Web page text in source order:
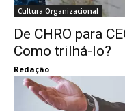
Cultura Organizacional
De CHRO para
Como trilhá-lo?
Redação